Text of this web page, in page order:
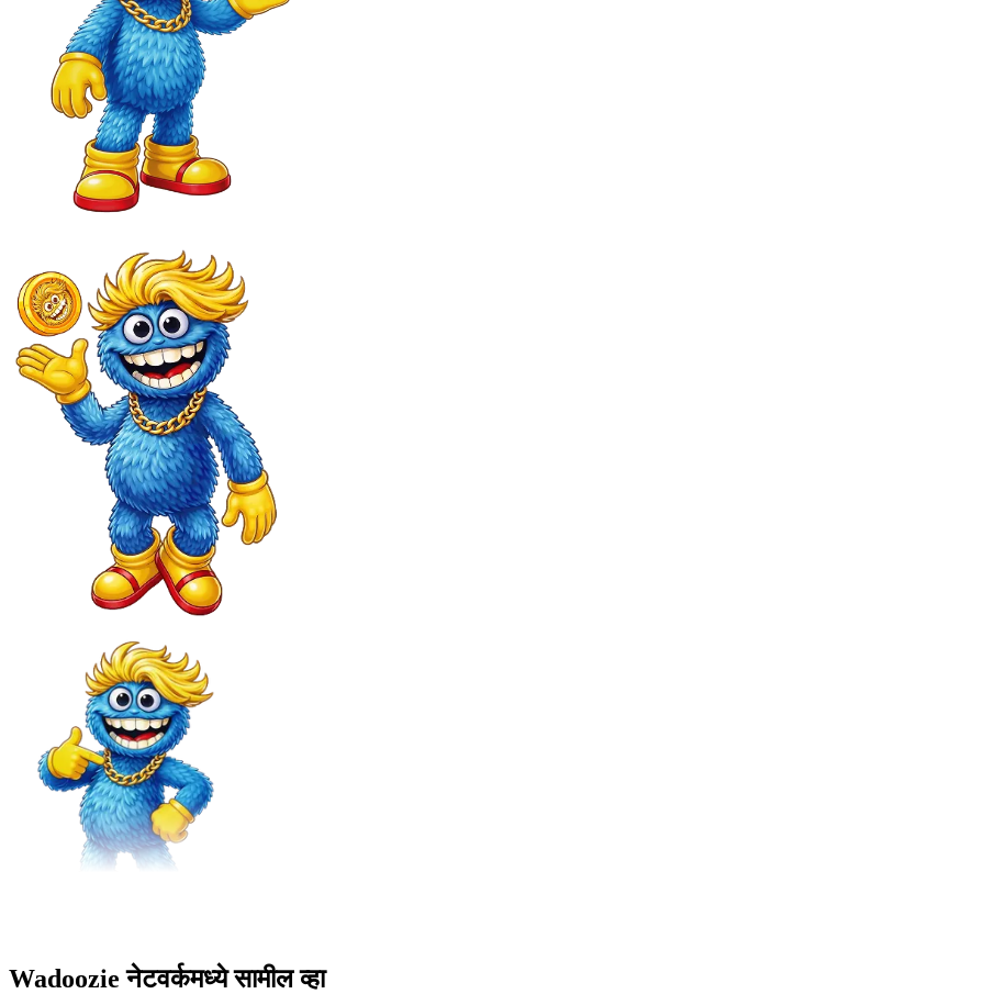
Wadoozie नेटवर्कमध्ये सामील व्हा